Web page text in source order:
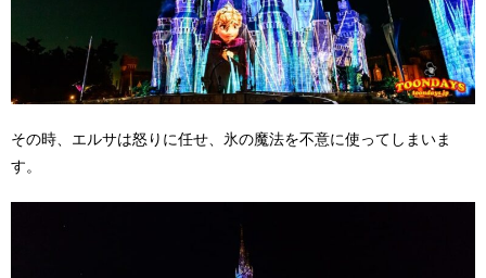
その時、エルサは怒りに任せ、氷の魔法を不意に使ってしまいま
す。